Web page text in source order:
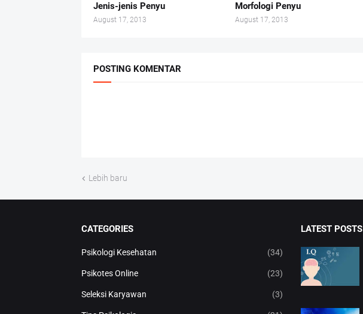
Jenis-jenis Penyu
August 17, 2013
Morfologi Penyu
August 17, 2013
POSTING KOMENTAR
Lebih baru
CATEGORIES
Psikologi Kesehatan (34)
Psikotes Online (23)
Seleksi Karyawan (3)
LATEST POSTS